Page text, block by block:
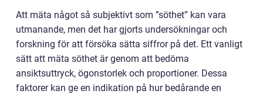
Att mäta något så subjektivt som ”söthet” kan vara
utmanande, men det har gjorts undersökningar och
forskning för att försöka sätta siffror på det. Ett vanligt
sätt att mäta söthet är genom att bedöma
ansiktsuttryck, ögonstorlek och proportioner. Dessa
faktorer kan ge en indikation på hur bedårande en